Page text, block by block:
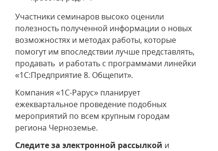
Участники семинаров высоко оценили
полезность полученной информации о новых
возможностях и методах работы, которые
помогут им впоследствии лучше представлять,
продавать и работать с программами линейки
«1С:Предприятие 8. Общепит».
Компания «1С-Рарус» планирует
ежеквартальное проведение подобных
мероприятий по всем крупным городам
региона Черноземье.
Следите за электронной рассылкой и